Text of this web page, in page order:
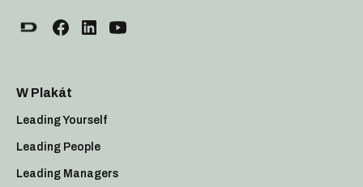
W Plakát
Leading Yourself
Leading People
Leading Managers